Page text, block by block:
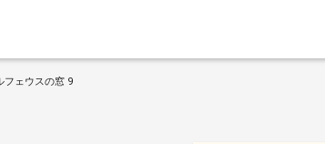
フェウスの窓 9